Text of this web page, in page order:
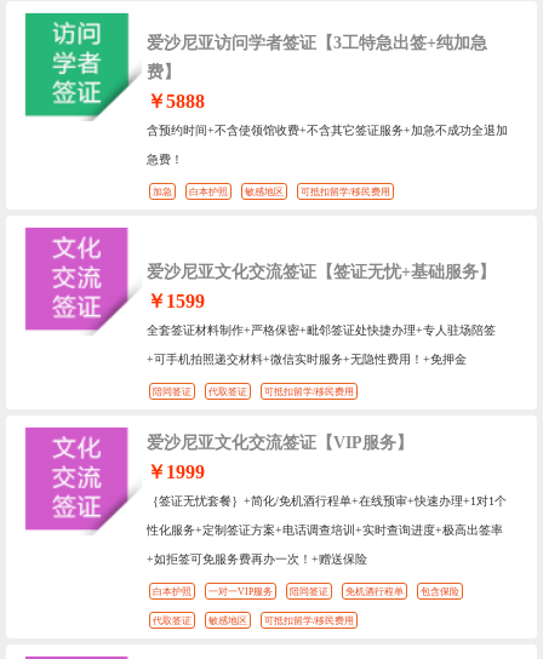
爱沙尼亚访问学者签证【3工特急出签+纯加急
费】
￥5888
含预约时间+不含使领馆收费+不含其它签证服务+加急不成功全退加
急费！
加急 白本护照 敏感地区 可抵扣留学/移民费用
爱沙尼亚文化交流签证【签证无忧+基础服务】
￥1599
全套签证材料制作+严格保密+毗邻签证处快捷办理+专人驻场陪签
+可手机拍照递交材料+微信实时服务+无隐性费用！+免押金
陪同签证 代取签证 可抵扣留学/移民费用
爱沙尼亚文化交流签证【VIP服务】
￥1999
｛签证无忧套餐｝+简化/免机酒行程单+在线预审+快速办理+1对1个
性化服务+定制签证方案+电话调查培训+实时查询进度+极高出签率
+如拒签可免服务费再办一次！+赠送保险
白本护照 一对一VIP服务 陪同签证 免机酒行程单 包含保险
代取签证 敏感地区 可抵扣留学/移民费用